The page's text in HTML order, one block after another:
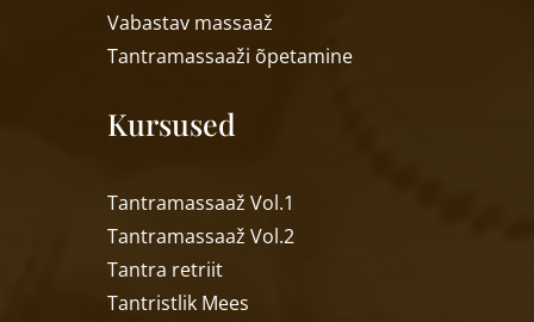
Vabastav massaaž
Tantramassaaži õpetamine
Kursused
Tantramassaaž Vol.1
Tantramassaaž Vol.2
Tantra retriit
Tantristlik Mees